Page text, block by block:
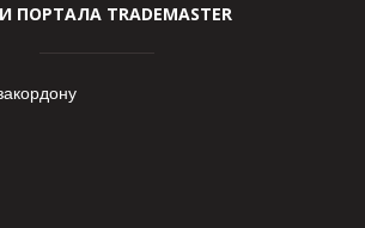
ПОРТАЛА TRADEMASTER